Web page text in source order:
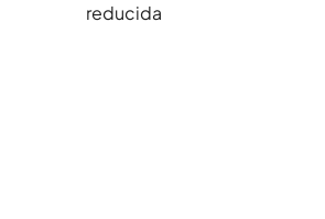
reducida